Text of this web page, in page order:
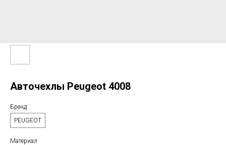
Авточехлы Peugeot 4008
Бренд
PEUGEOT
Материал